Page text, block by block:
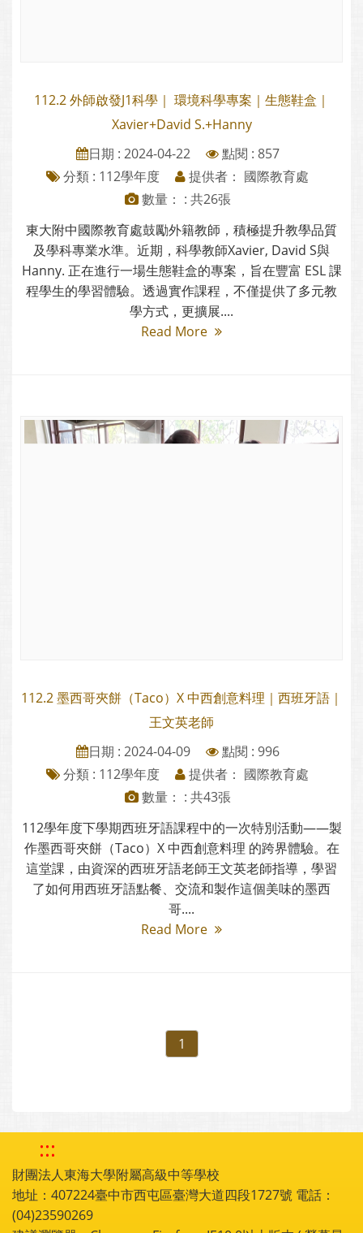
112.2 外師啟發J1科學｜ 環境科學專案｜生態鞋盒｜
Xavier+David S.+Hanny
日期 : 2024-04-22
點閱 : 857
分類 : 112學年度
提供者： 國際教育處
數量： : 共26張
東大附中國際教育處鼓勵外籍教師，積極提升教學品質
及學科專業水準。近期，科學教師Xavier, David S與
Hanny. 正在進行一場生態鞋盒的專案，旨在豐富 ESL 課
程學生的學習體驗。透過實作課程，不僅提供了多元教
學方式，更擴展....
Read More
112.2 墨西哥夾餅（Taco）X 中西創意料理｜西班牙語｜
王文英老師
日期 : 2024-04-09
點閱 : 996
分類 : 112學年度
提供者： 國際教育處
數量： : 共43張
112學年度下學期西班牙語課程中的一次特別活動——製
作墨西哥夾餅（Taco）X 中西創意料理 的跨界體驗。在
這堂課，由資深的西班牙語老師王文英老師指導，學習
了如何用西班牙語點餐、交流和製作這個美味的墨西
哥....
Read More
1
:::
財團法人東海大學附屬高級中等學校
地址：407224臺中市西屯區臺灣大道四段1727號 電話：
(04)23590269